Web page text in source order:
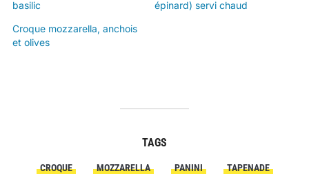
basilic
épinard) servi chaud
Croque mozzarella, anchois
et olives
TAGS
CROQUE MOZZARELLA PANINI TAPENADE